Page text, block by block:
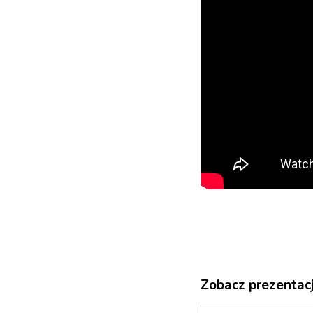
Zobacz